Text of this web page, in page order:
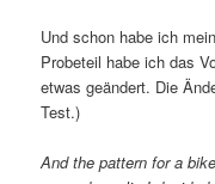
Und schon habe ich
Probeteil habe ich das
etwas geändert. Die
Test.)
And the pattern for a